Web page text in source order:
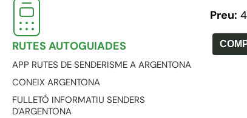
RUTES AUTOGUIADES
APP RUTES DE SENDERISME A ARGENTONA
CONEIX ARGENTONA
FULLETÓ INFORMATIU SENDERS
D'ARGENTONA
Preu: